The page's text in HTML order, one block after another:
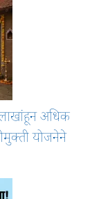
अधिक
योजनेने